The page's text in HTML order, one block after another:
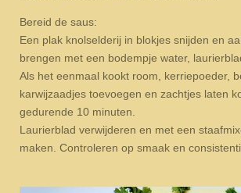
Bereid de saus:
Een plak knolselderij in blokjes snijden en
brengen met een bodempje water,
Als het eenmaal kookt room, kerriepoeder,
karwijzaadjes toevoegen en zachtjes laten
gedurende 10 minuten.
Laurierblad verwijderen en met een
maken. Controleren op smaak en